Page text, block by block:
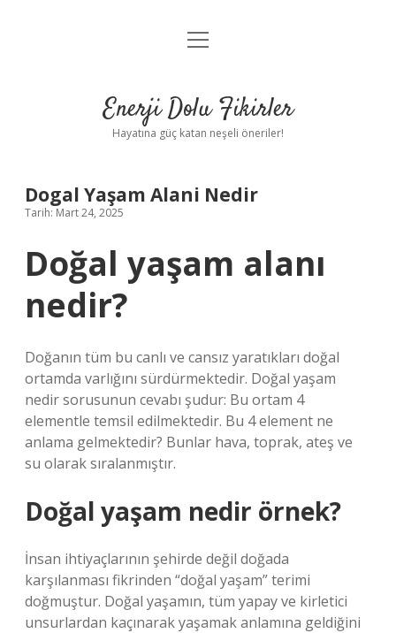
Anasayfa
Yasal Uyarı
menüyü
Enerji Dolu Fikirler
Hayatına güç katan neşeli öneriler!
Dogal Yaşam Alani Nedir
Tarih: Mart 24, 2025
Doğal yaşam alanı
nedir?
Doğanın tüm bu canlı ve cansız yaratıkları doğal
ortamda varlığını sürdürmektedir. Doğal yaşam
nedir sorusunun cevabı şudur: Bu ortam 4
elementle temsil edilmektedir. Bu 4 element ne
anlama gelmektedir? Bunlar hava, toprak, ateş ve
su olarak sıralanmıştır.
Doğal yaşam nedir örnek?
İnsan ihtiyaçlarının şehirde değil doğada
karşılanması fikrinden “doğal yaşam” terimi
doğmuştur. Doğal yaşamın, tüm yapay ve kirletici
unsurlardan kaçınarak yaşamak anlamına geldiğini